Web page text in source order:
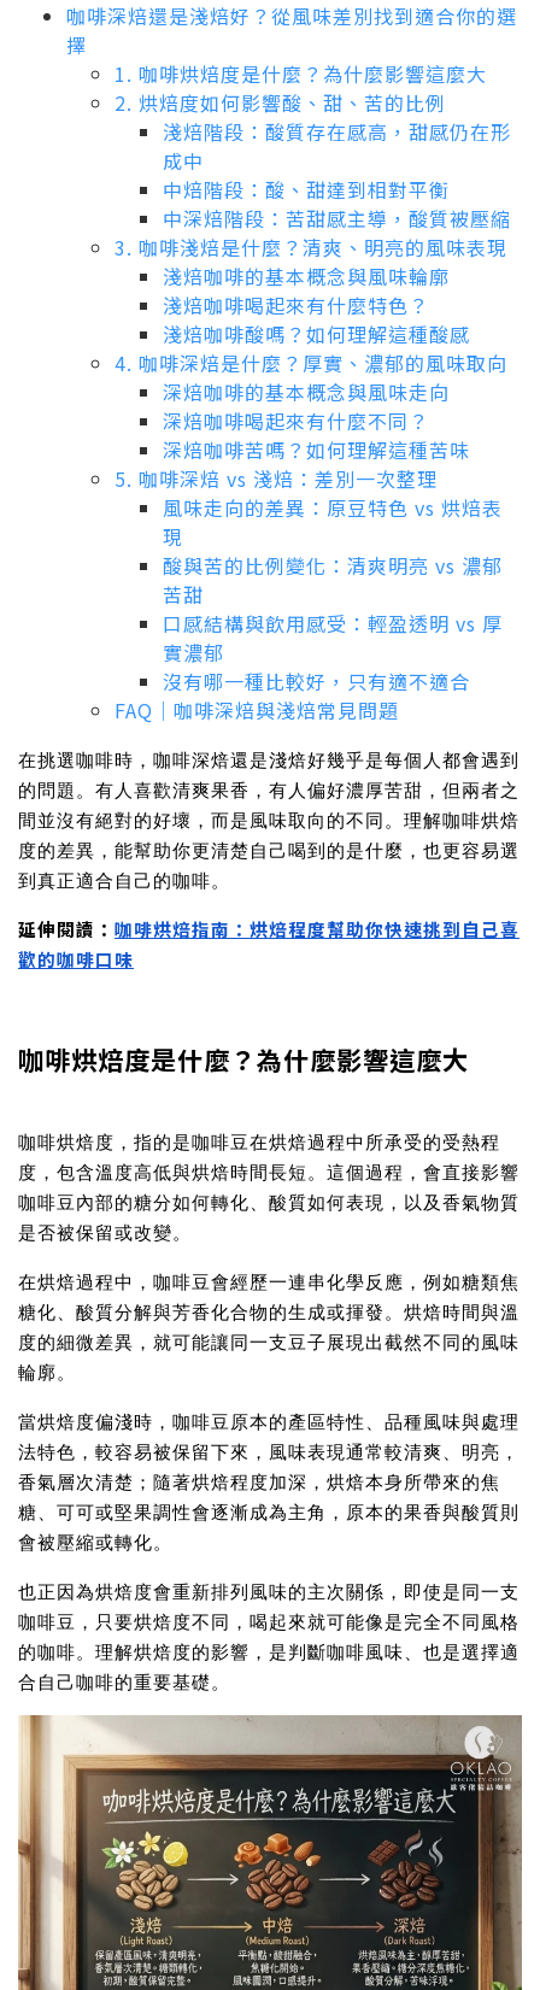
咖啡深焙還是淺焙好？從風味差別找到適合你的選
擇
1. 咖啡烘焙度是什麼？為什麼影響這麼大
2. 烘焙度如何影響酸、甜、苦的比例
淺焙階段：酸質存在感高，甜感仍在形
成中
中焙階段：酸、甜達到相對平衡
中深焙階段：苦甜感主導，酸質被壓縮
3. 咖啡淺焙是什麼？清爽、明亮的風味表現
淺焙咖啡的基本概念與風味輪廓
淺焙咖啡喝起來有什麼特色？
淺焙咖啡酸嗎？如何理解這種酸感
4. 咖啡深焙是什麼？厚實、濃郁的風味取向
深焙咖啡的基本概念與風味走向
深焙咖啡喝起來有什麼不同？
深焙咖啡苦嗎？如何理解這種苦味
5. 咖啡深焙 vs 淺焙：差別一次整理
風味走向的差異：原豆特色 vs 烘焙表
現
酸與苦的比例變化：清爽明亮 vs 濃郁
苦甜
口感結構與飲用感受：輕盈透明 vs 厚
實濃郁
沒有哪一種比較好，只有適不適合
FAQ｜咖啡深焙與淺焙常見問題
在挑選咖啡時，咖啡深焙還是淺焙好幾乎是每個人都會遇到
的問題。有人喜歡清爽果香，有人偏好濃厚苦甜，但兩者之
間並沒有絕對的好壞，而是風味取向的不同。理解咖啡烘焙
度的差異，能幫助你更清楚自己喝到的是什麼，也更容易選
到真正適合自己的咖啡。
延伸閱讀： 咖啡烘焙指南：烘焙程度幫助你快速挑到自己喜
歡的咖啡口味
咖啡烘焙度是什麼？為什麼影響這麼大
咖啡烘焙度，指的是咖啡豆在烘焙過程中所承受的受熱程
度，包含溫度高低與烘焙時間長短。這個過程，會直接影響
咖啡豆內部的糖分如何轉化、酸質如何表現，以及香氣物質
是否被保留或改變。
在烘焙過程中，咖啡豆會經歷一連串化學反應，例如糖類焦
糖化、酸質分解與芳香化合物的生成或揮發。烘焙時間與溫
度的細微差異，就可能讓同一支豆子展現出截然不同的風味
輪廓。
當烘焙度偏淺時，咖啡豆原本的產區特性、品種風味與處理
法特色，較容易被保留下來，風味表現通常較清爽、明亮，
香氣層次清楚；隨著烘焙程度加深，烘焙本身所帶來的焦
糖、可可或堅果調性會逐漸成為主角，原本的果香與酸質則
會被壓縮或轉化。
也正因為烘焙度會重新排列風味的主次關係，即使是同一支
咖啡豆，只要烘焙度不同，喝起來就可能像是完全不同風格
的咖啡。理解烘焙度的影響，是判斷咖啡風味、也是選擇適
合自己咖啡的重要基礎。